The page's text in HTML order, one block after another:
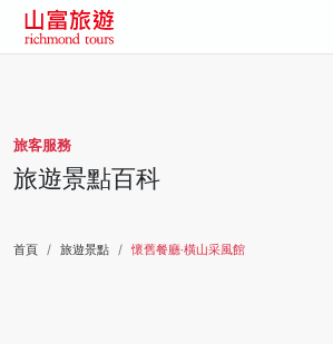
旅客服務
旅遊景點百科
首頁 旅遊景點 懷舊餐廳‧橫山采風館